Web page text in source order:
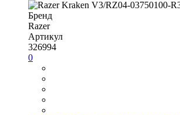
Бренд
Razer
Артикул
326994
0